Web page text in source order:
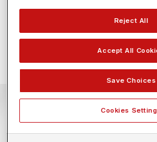
Video Platform
Vagas
Solicitar um orçamento
Reject All
Accept All
Save Choices
Cookies